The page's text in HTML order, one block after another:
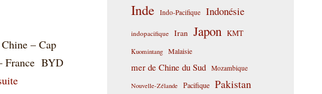
– Cap
France BYD
Inde Indo-Pacifique Indonésie
indopacifique Iran Japon KMT
Kuomintang Malaisie
mer de Chine du Sud Mozambique
Nouvelle-Zélande Pacifique Pakistan